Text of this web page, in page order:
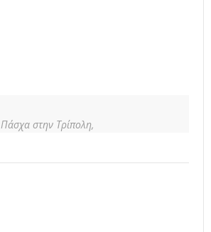
Πάσχα στην Τρίπολη,